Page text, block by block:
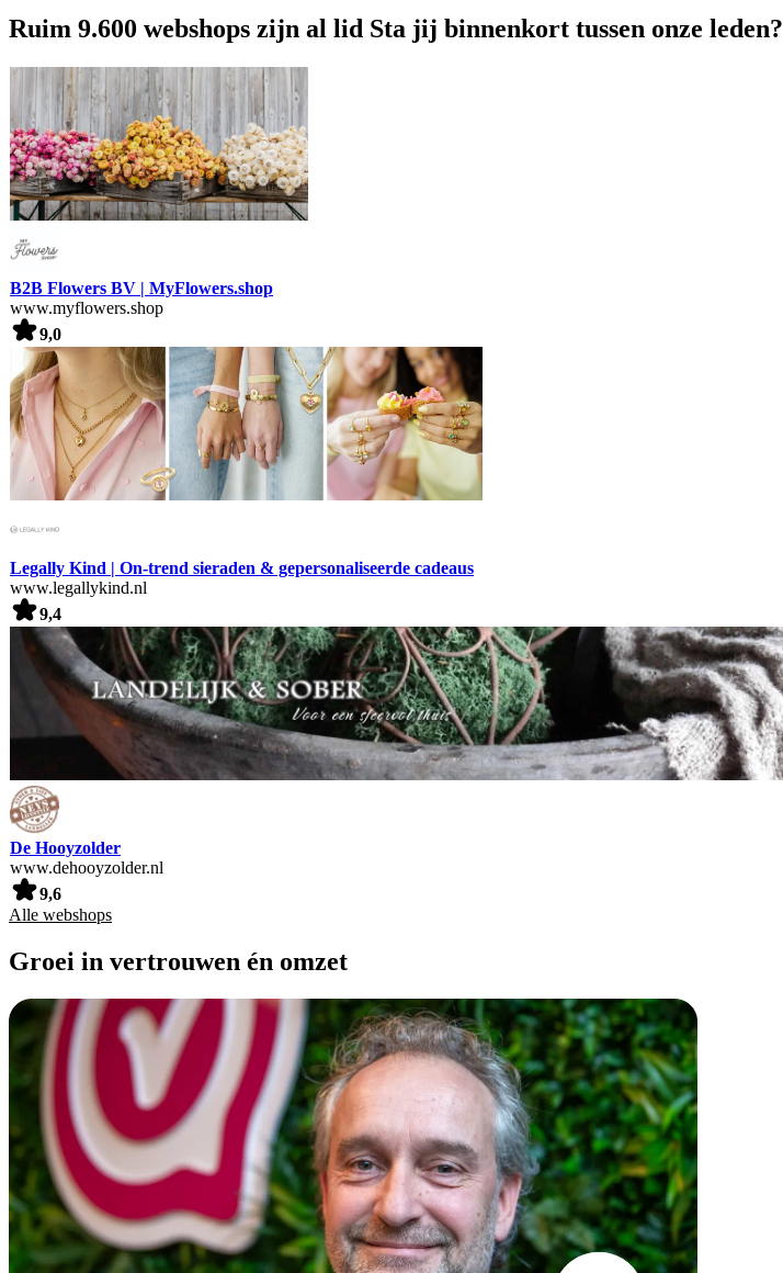
Ruim 9.600 webshops zijn al lid Sta jij binnenkort tussen onze leden?
B2B Flowers BV | MyFlowers.shop
www.myflowers.shop
9,0
Legally Kind | On-trend sieraden & gepersonaliseerde cadeaus
www.legallykind.nl
9,4
De Hooyzolder
www.dehooyzolder.nl
9,6
Alle webshops
Groei in vertrouwen én omzet